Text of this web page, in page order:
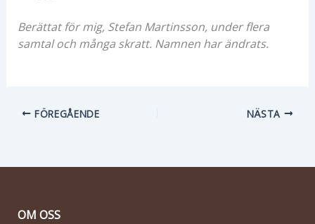
Berättat för mig, Stefan Martinsson, under flera
samtal och många skratt. Namnen har ändrats.
FÖREGÅENDE NÄSTA
OM OSS